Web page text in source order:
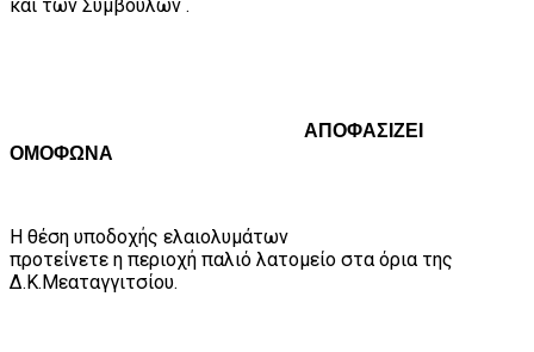
και των Συμβούλων .
ΑΠΟΦΑΣΙΖΕΙ
ΟΜΟΦΩΝΑ
Η θέση υποδοχής ελαιολυμάτων
προτείνετε η περιοχή παλιό λατομείο στα όρια της
Δ.Κ.Μεαταγγιτσίου.